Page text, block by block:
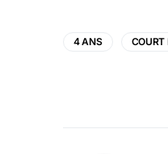
4 ANS COURT